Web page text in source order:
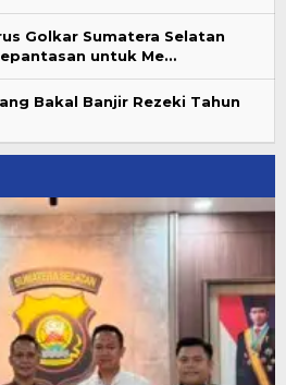
Golkar Sumatera Selatan
untuk Me…
Bakal Banjir Rezeki Tahun